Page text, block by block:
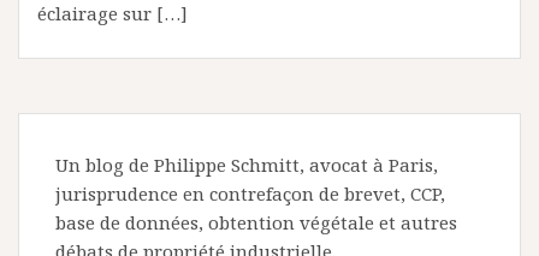
éclairage sur […]
Un blog de Philippe Schmitt, avocat à Paris,
jurisprudence en contrefaçon de brevet, CCP,
base de données, obtention végétale et autres
débats de propriété industrielle.